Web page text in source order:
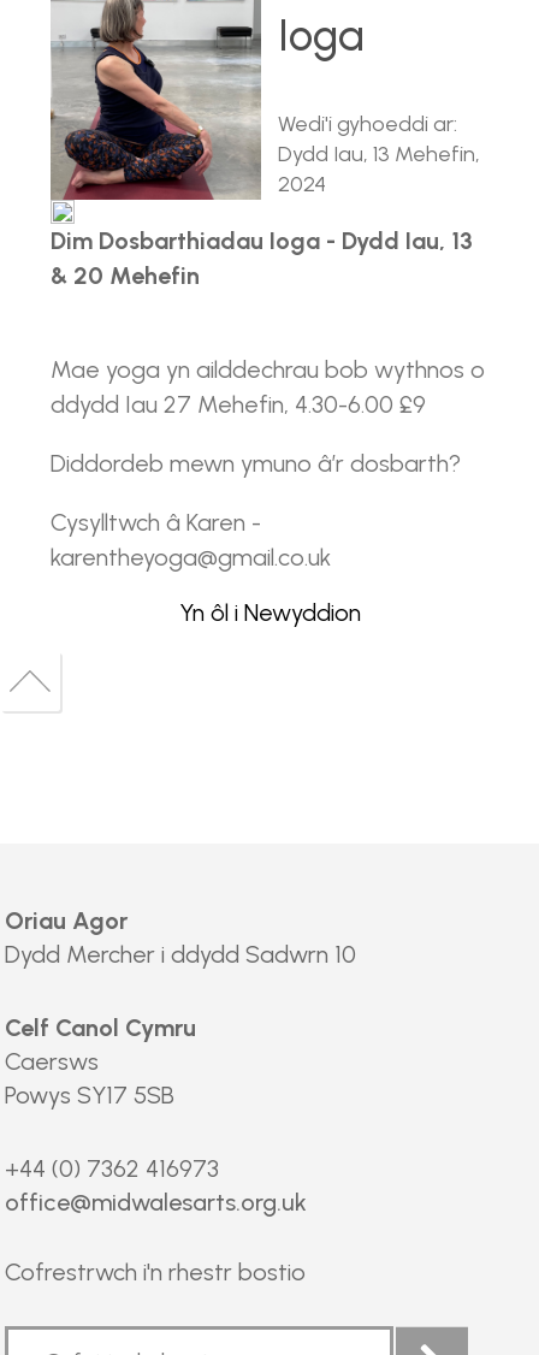
Ioga
Wedi'i gyhoeddi ar:
Dydd Iau, 13 Mehefin,
2024
Dim Dosbarthiadau Ioga - Dydd Iau, 13
& 20 Mehefin
Mae yoga yn ailddechrau bob wythnos o
ddydd Iau 27 Mehefin, 4.30-6.00 £9
Diddordeb mewn ymuno â’r dosbarth?
Cysylltwch â Karen -
karentheyoga@gmail.co.uk
Yn ôl i Newyddion
top
Back
Oriau Agor
Dydd Mercher i ddydd Sadwrn 10
Celf Canol Cymru
Caersws
Powys SY17 5SB
+44 (0) 7362 416973
office@midwalesarts.org.uk
Cofrestrwch i'n rhestr bostio